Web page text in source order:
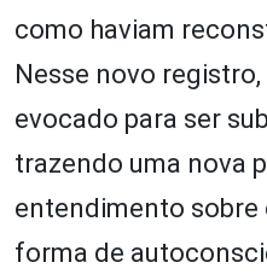
como haviam
Nesse novo
evocado para ser
trazendo uma nova
entendimento sobre
forma de